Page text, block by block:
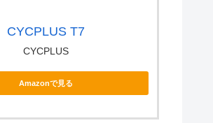
CYCPLUS T7
CYCPLUS
Amazonで見る